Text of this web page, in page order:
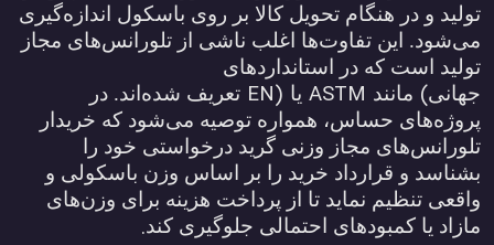
تولید و در هنگام تحویل کالا بر روی باسکول اندازه‌گیری
می‌شود. این تفاوت‌ها اغلب ناشی از تلورانس‌های مجاز
تولید است که در استانداردهای
جهانی( مانند ASTM یا EN) تعریف شده‌اند. در
پروژه‌های حساس، همواره توصیه می‌شود که خریدار
تلورانس‌های مجاز وزنی گرید درخواستی خود را
بشناسد و قرارداد خرید را بر اساس وزن باسکولی و
واقعی تنظیم نماید تا از پرداخت هزینه برای وزن‌های
مازاد یا کمبودهای احتمالی جلوگیری کند.